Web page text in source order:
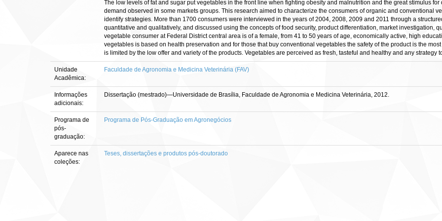
The low levels of fat and sugar put vegetables in the front line when fighting obesity and malnutrition and the great stimulus
demand observed in some markets groups. This research aimed to characterize the consumers of organic and conventional
identify strategies. More than 1700 consumers were interviewed in the years of 2004, 2008, 2009 and 2011 through a
quantitative and qualitatively, and discussed using the concepts of food security, product differentiation, market investigation,
vegetable consumer at Federal District central area is of a female, from 41 to 50 years of age, economically active, high
vegetables is based on health preservation and for those that buy conventional vegetables the safety of the product is the
is limited by the low offer and variety of the products. Vegetables are perceived as fresh, tasteful and healthy and any strategy
Unidade
Acadêmica:
Faculdade de Agronomia e Medicina Veterinária (FAV)
Informações
adicionais:
Dissertação (mestrado)—Universidade de Brasília, Faculdade de Agronomia e Medicina Veterinária, 2012.
Programa de
pós-
graduação:
Programa de Pós-Graduação em Agronegócios
Aparece nas
coleções:
Teses, dissertações e produtos pós-doutorado